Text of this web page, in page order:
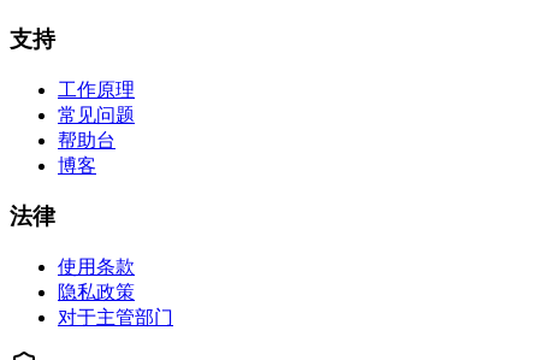
支持
工作原理
常见问题
帮助台
博客
法律
使用条款
隐私政策
对于主管部门